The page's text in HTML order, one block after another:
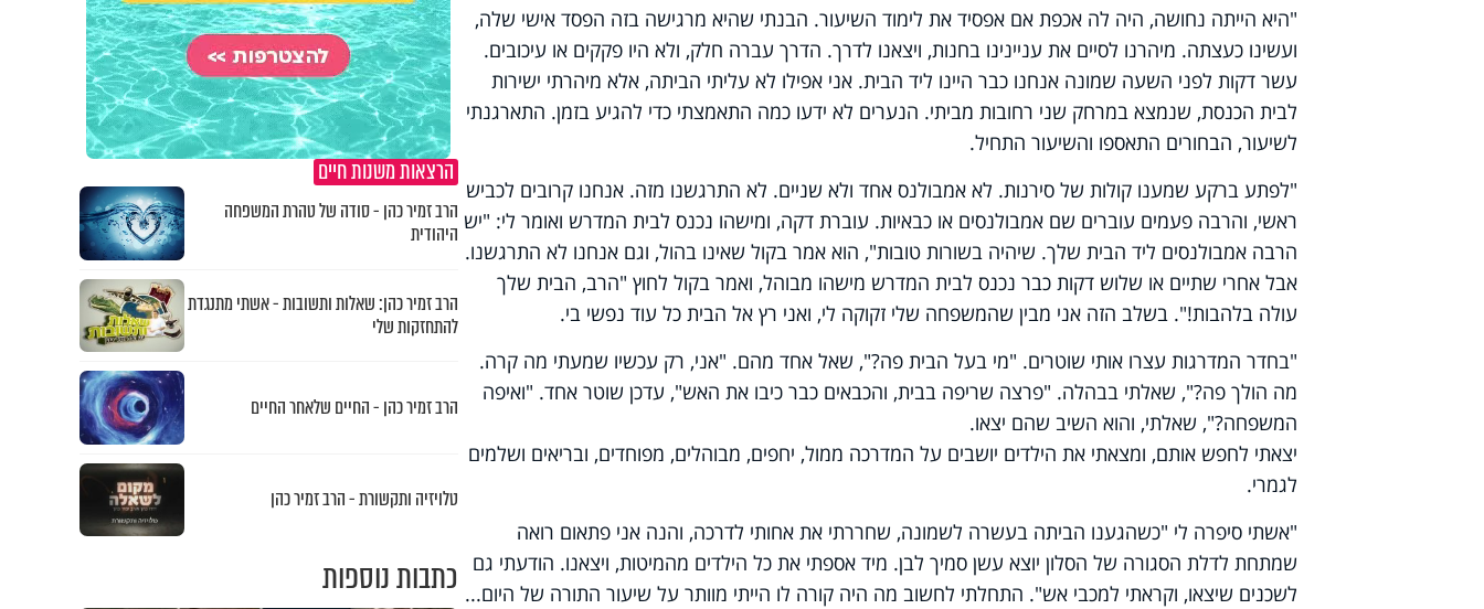
"היא הייתה נחושה, היה לה אכפת אם אפסיד את לימוד השיעור. הבנתי שהיא מרגישה בזה הפסד אישי שלה,
ועשינו כעצתה. מיהרנו לסיים את עניינינו בחנות, ויצאנו לדרך. הדרך עברה חלק, ולא היו פקקים או עיכובים.
עשר דקות לפני השעה שמונה אנחנו כבר היינו ליד הבית. אני אפילו לא עליתי הביתה, אלא מיהרתי ישירות
לבית הכנסת, שנמצא במרחק שני רחובות מביתי. הנערים לא ידעו כמה התאמצתי כדי להגיע בזמן. התארגנתי
לשיעור, הבחורים התאספו והשיעור התחיל.
"לפתע ברקע שמענו קולות של סירנות. לא אמבולנס אחד ולא שניים. לא התרגשנו מזה. אנחנו קרובים לכביש
ראשי, והרבה פעמים עוברים שם אמבולנסים או כבאיות. עוברת דקה, ומישהו נכנס לבית המדרש ואומר לי: "יש
הרבה אמבולנסים ליד הבית שלך. שיהיה בשורות טובות", הוא אמר בקול שאינו בהול, וגם אנחנו לא התרגשנו.
אבל אחרי שתיים או שלוש דקות כבר נכנס לבית המדרש מישהו מבוהל, ואמר בקול לחוץ "הרב, הבית שלך
עולה בלהבות!". בשלב הזה אני מבין שהמשפחה שלי זקוקה לי, ואני רץ אל הבית כל עוד נפשי בי.
"בחדר המדרגות עצרו אותי שוטרים. "מי בעל הבית פה?", שאל אחד מהם. "אני, רק עכשיו שמעתי מה קרה.
מה הולך פה?", שאלתי בבהלה. "פרצה שריפה בבית, והכבאים כבר כיבו את האש", עדכן שוטר אחד. "ואיפה
המשפחה?", שאלתי, והוא השיב שהם יצאו.
יצאתי לחפש אותם, ומצאתי את הילדים יושבים על המדרכה ממול, יחפים, מבוהלים, מפוחדים, ובריאים ושלמים
לגמרי.
"אשתי סיפרה לי "כשהגענו הביתה בעשרה לשמונה, שחררתי את אחותי לדרכה, והנה אני פתאום רואה
שמתחת לדלת הסגורה של הסלון יוצא עשן סמיך לבן. מיד אספתי את כל הילדים מהמיטות, ויצאנו. הודעתי גם
לשכנים שיצאו, וקראתי למכבי אש". התחלתי לחשוב מה היה קורה לו הייתי מוותר על שיעור התורה של היום...
הרצאות משנות חיים
הרב זמיר כהן - סודה של טהרת המשפחה
היהודית
הרב זמיר כהן: שאלות ותשובות - אשתי מתנגדת
להתחזקות שלי
הרב זמיר כהן - החיים שלאחר החיים
טלויזיה ותקשורת - הרב זמיר כהן
כתבות נוספות